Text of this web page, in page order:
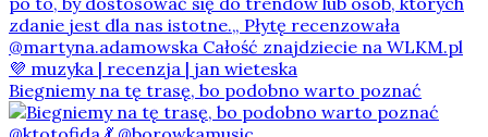
Biegniemy na tę trasę, bo podobno warto poznać